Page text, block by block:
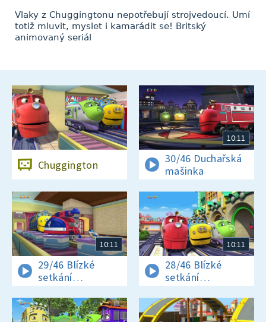
Vlaky z Chuggingtonu nepotřebují strojvedoucí. Umí
totiž mluvit, myslet i kamarádit se! Britský
animovaný seriál
Chuggington
10:11
30/46 Duchařská
mašinka
10:11
29/46 Blízké
setkání
vláčkového druhu
10:11
28/46 Blízké
setkání
vláčkového druhu